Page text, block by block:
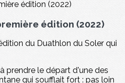
édition (2022)
du Duathlon du Soler qui
prendre le départ d'une des
qui soufflait fort : pas loin